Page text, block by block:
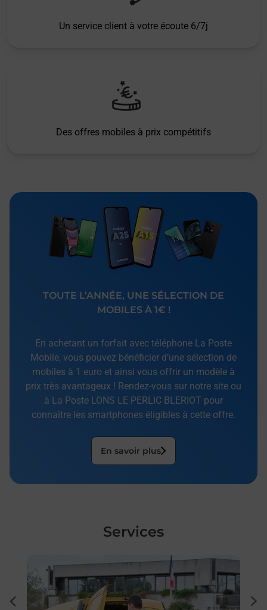
Un service client à votre écoute 6/7j
Des offres mobiles à prix compétitifs
TOUTE L’ANNÉE, UNE SÉLECTION DE
MOBILES À 1€ !
En achetant un forfait avec téléphone La Poste
Mobile, vous pouvez bénéficier d’une sélection de
mobiles à 1 euro et ainsi vous offrir un modèle à
prix très avantageux ! Rendez-vous sur notre site ou
à La Poste LONS LE PERLIC BLERIOT pour
connaître les smartphones éligibles à cette offre.
En savoir plus
Services